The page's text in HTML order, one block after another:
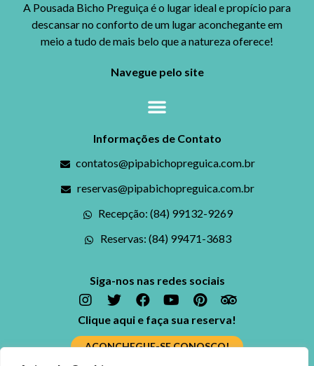
A Pousada Bicho Preguiça é o lugar ideal e propício para
descansar no conforto de um lugar aconchegante em
meio a tudo de mais belo que a natureza oferece!
Navegue pelo site
Informações de Contato
contatos@pipabichopreguica.com.br
reservas@pipabichopreguica.com.br
Recepção: (84) 99132-9269
Reservas: (84) 99471-3683
Siga-nos nas redes sociais
Clique aqui e faça sua reserva!
ACONCHEGUE-SE CONOSCO!